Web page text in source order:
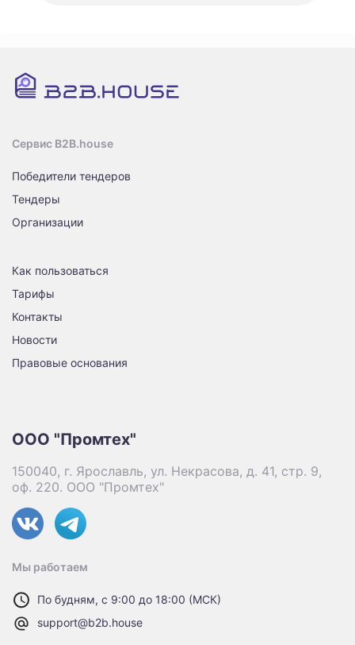
Сервис B2B.house
Победители тендеров
Тендеры
Организации
Как пользоваться
Тарифы
Контакты
Новости
Правовые основания
ООО "Промтех"
150040, г. Ярославль, ул. Некрасова, д. 41, стр. 9,
оф. 220. ООО "Промтех"
Мы работаем
По будням, с 9:00 до 18:00 (МСК)
support@b2b.house